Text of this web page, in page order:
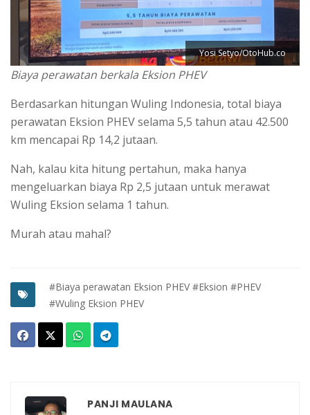
Yosi Setyo/OtoHub.co
Biaya perawatan berkala Eksion PHEV
Berdasarkan hitungan Wuling Indonesia, total biaya
perawatan Eksion PHEV selama 5,5 tahun atau 42.500
km mencapai Rp 14,2 jutaan.
Nah, kalau kita hitung pertahun, maka hanya
mengeluarkan biaya Rp 2,5 jutaan untuk merawat
Wuling Eksion selama 1 tahun.
Murah atau mahal?
#Biaya perawatan Eksion PHEV #Eksion #PHEV
#Wuling Eksion PHEV
PANJI MAULANA